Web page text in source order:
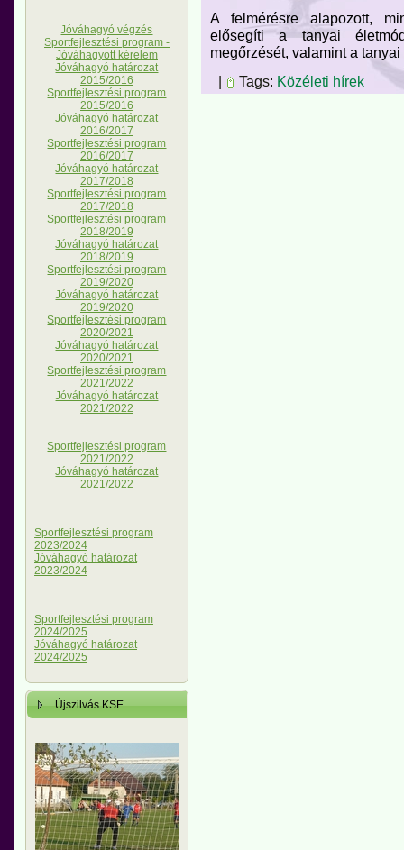
Jóváhagyó végzés
Sportfejlesztési program -
Jóváhagyott kérelem
Jóváhagyó határozat
2015/2016
Sportfejlesztési program
2015/2016
Jóváhagyó határozat
2016/2017
Sportfejlesztési program
2016/2017
Jóváhagyó határozat
2017/2018
Sportfejlesztési program
2017/2018
Sportfejlesztési program
2018/2019
Jóváhagyó határozat
2018/2019
Sportfejlesztési program
2019/2020
Jóváhagyó határozat
2019/2020
Sportfejlesztési program
2020/2021
Jóváhagyó határozat
2020/2021
Sportfejlesztési program
2021/2022
Jóváhagyó határozat
2021/2022
Sportfejlesztési program
2021/2022
Jóváhagyó határozat
2021/2022
Sportfejlesztési program
2023/2024
Jóváhagyó határozat
2023/2024
Sportfejlesztési program
2024/2025
Jóváhagyó határozat
2024/2025
Újszilvás KSE
A felmérésre alapozott,
elősegíti a tanyai
megőrzését, valamint a
|
Tags: Közéleti hírek